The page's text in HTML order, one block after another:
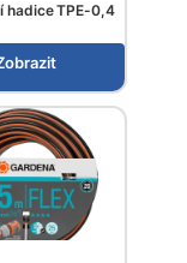
hadice TPE-0,4